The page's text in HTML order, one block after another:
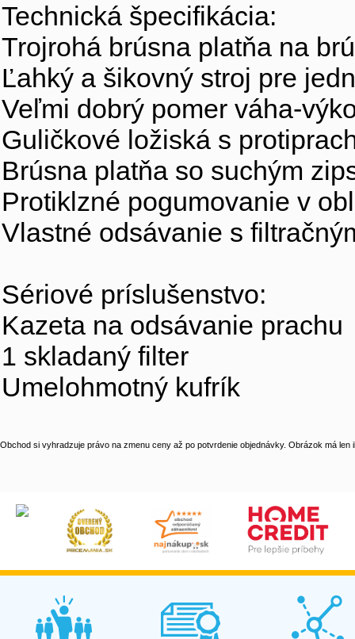
Technická špecifikácia:
Trojrohá brúsna platňa na
Ľahký a šikovný stroj pre
Veľmi dobrý pomer váha-
Guličkové ložiská s
Brúsna platňa so suchým
Protiklzné pogumovanie v
Vlastné odsávanie s
Sériové príslušenstvo:
Kazeta na odsávanie prachu
1 skladaný filter
Umelohmotný kufrík
Obchod si vyhradzuje právo na zmenu ceny až po potvrdenie objednávky. Obrázok má len